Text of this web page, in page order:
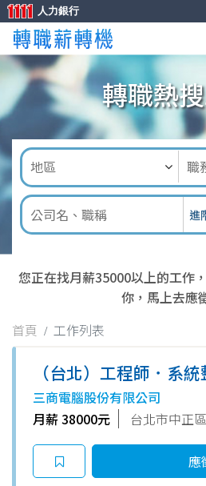
人力銀行
轉職熱
進
您正在找月薪35000以上的工作
你，馬上去應
首頁
工作列表
（台北）工程師．系
一群專案工程處工程二課
三商電腦股份有限公司
月薪 38000元
台北市中正區
應